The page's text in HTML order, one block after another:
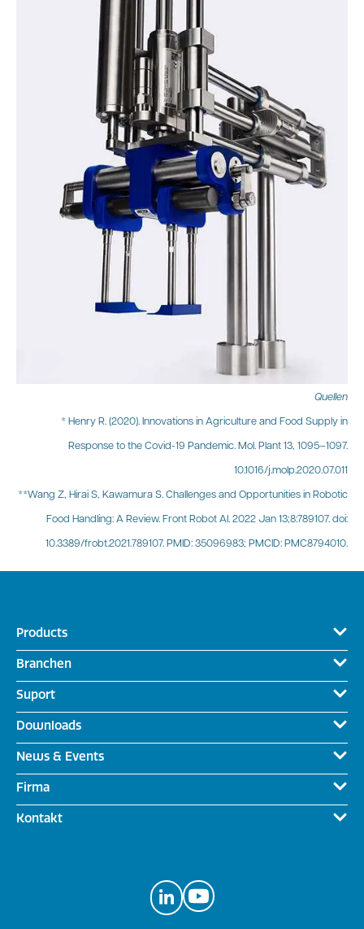
Quellen
* Henry R. (2020). Innovations in Agriculture and Food Supply in
Response to the Covid-19 Pandemic. Mol. Plant 13, 1095–1097.
10.1016/j.molp.2020.07.011
**Wang Z, Hirai S, Kawamura S. Challenges and Opportunities in Robotic
Food Handling: A Review. Front Robot AI. 2022 Jan 13;8:789107. doi:
10.3389/frobt.2021.789107. PMID: 35096983; PMCID: PMC8794010.
Products
Branchen
Suport
Downloads
News & Events
Firma
Kontakt